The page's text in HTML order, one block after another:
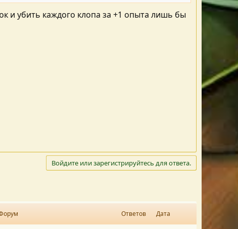
и убить каждого клопа за +1 опыта лишь бы
Войдите или зарегистрируйтесь для ответа.
Ответов Дата